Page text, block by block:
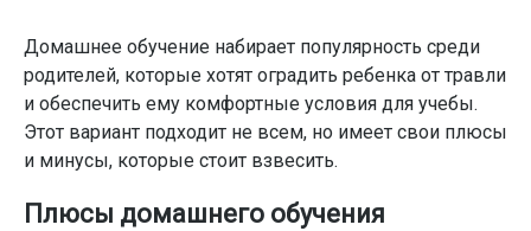
Домашнее обучение набирает популярность среди
родителей, которые хотят оградить ребенка от травли
и обеспечить ему комфортные условия для учебы.
Этот вариант подходит не всем, но имеет свои плюсы
и минусы, которые стоит взвесить.
Плюсы домашнего обучения